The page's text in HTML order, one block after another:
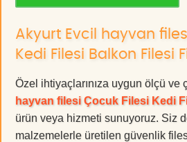
Akyurt Evcil hayvan
Kedi Filesi Balkon Filesi
Özel ihtiyaçlarınıza uygun ölçü ve
hayvan filesi Çocuk Filesi Kedi
ürün veya hizmeti sunuyoruz. Siz
malzemelerle üretilen güvenlik